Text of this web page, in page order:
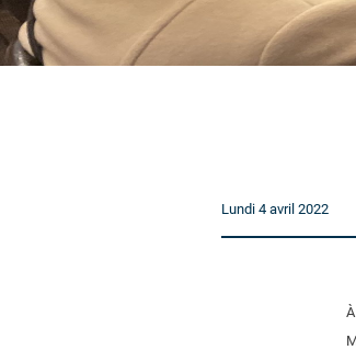
Lundi 4 avril 2022